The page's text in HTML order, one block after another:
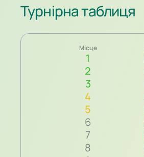
Турнірна таблиця
Місце
1
2
3
4
5
6
7
8